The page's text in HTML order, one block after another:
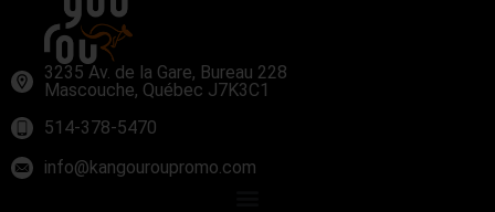
3235 Av. de la Gare, Bureau 228
Mascouche, Québec J7K3C1
514-378-5470
info@kangouroupromo.com